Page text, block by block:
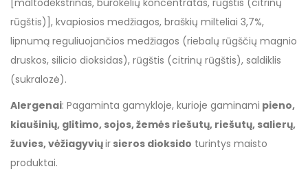
[maltodekstrinas, burokėlių koncentratas, rūgštis (citrinų
rūgštis)], kvapiosios medžiagos, braškių milteliai 3,7%,
lipnumą reguliuojančios medžiagos (riebalų rūgščių magnio
druskos, silicio dioksidas), rūgštis (citrinų rūgštis), saldiklis
(sukralozė).
Alergenai: Pagaminta gamykloje, kurioje gaminami pieno,
kiaušinių, glitimo, sojos, žemės riešutų, riešutų, salierų,
žuvies, vėžiagyviųir sieros dioksido turintys maisto
produktai.